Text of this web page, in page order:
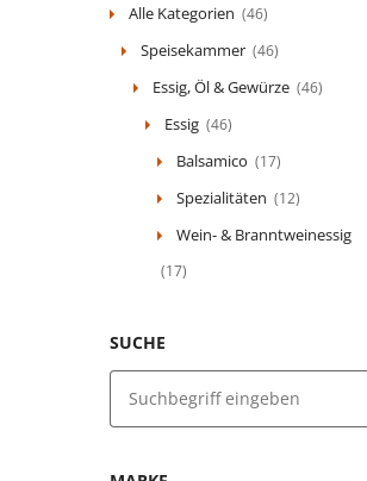
Alle Kategorien (46)
Speisekammer (46)
Essig, Öl & Gewürze (46)
Essig (46)
Balsamico (17)
Spezialitäten (12)
Wein- & Branntweinessig
(17)
SUCHE